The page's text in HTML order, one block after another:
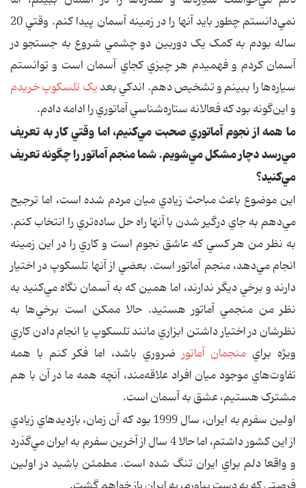
نمي‌دانستم چطور بايد آنها را در زمينه آسمان پيدا کنم. وقتي 20
ساله بودم به کمک يک دوربين دو چشمي شروع به جستجو در
آسمان کردم و فهميدم هر چيزي کجاي آسمان است و توانستم
سياره‌ها را ببينم و تشخيص دهم. اندکي بعديک تلسکوپ خريدم
و اين‌‌گونه بود که فعالانه ستاره‌شناسي آماتوري را ادامه دادم.
ما همه از نجوم آماتوري صحبت مي‌کنيم، اما وقتي کار به تعريف
مي‌رسد دچار مشکل مي‌شويم. شما منجم آماتور را چگونه تعريف
مي‌کنيد؟
اين موضوع باعث‌ مباحث زيادي ميان مردم شده است، اما ترجيح
مي‌دهم به جاي درگير شدن با آنها راه حل ساده‌تري را انتخاب کنم.
به نظر من هر کسي که عاشق نجوم است و کاري را در اين زمينه
انجام مي‌دهد، منجم آماتور است. بعضي از آنها تلسکوپ در اختيار
دارند و برخي ديگر ندارند، اما همين که به آسمان نگاه مي‌کنيد به
نظر من منجمي آماتور هستيد. حالا ممکن است برخي‌ها به
نظرشان در اختيار داشتن ابزاري مانند تلسکوپ يا انجام دادن کاري
ويژه براي منجمان آماتورضروري باشد، اما فکر کنم با همه
تفاوت‌هاي موجود ميان افراد علاقه‌مند، آنچه همه ما در آن با هم
مشترک هستيم،‌ عشق به آسمان است.
اولين سفرم به ايران، سال 1999 بود که آن زمان، بازديدهاي زيادي
از اين کشور داشتم، اما حالا 4 سال از آخرين سفرم به ايران مي‌گذرد
و واقعا دلم براي ايران تنگ شده است. مطمئن باشيد در اولين